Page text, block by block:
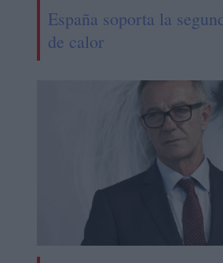
España soporta la
de calor